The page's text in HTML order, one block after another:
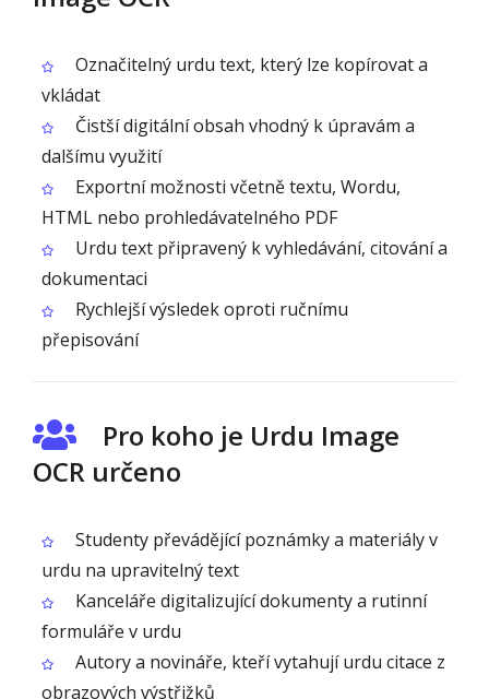
Označitelný urdu text, který lze kopírovat a
vkládat
Čistší digitální obsah vhodný k úpravám a
dalšímu využití
Exportní možnosti včetně textu, Wordu,
HTML nebo prohledávatelného PDF
Urdu text připravený k vyhledávání, citování a
dokumentaci
Rychlejší výsledek oproti ručnímu
přepisování
Pro koho je Urdu Image
OCR určeno
Studenty převádějící poznámky a materiály v
urdu na upravitelný text
Kanceláře digitalizující dokumenty a rutinní
formuláře v urdu
Autory a novináře, kteří vytahují urdu citace z
obrazových výstřižků